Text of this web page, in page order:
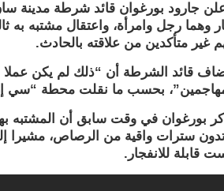
جارود بورغوان قائد شرطة مدينة
وهما رجل وامرأة، واعتقال مشتبه
غير متأكدين من علاقته بالحادث.
قائد الشرطة أن “ذلك لم يكن عملا
بحسب ما نقلت محطة “سي
بورغوان في وقت سابق أن المشتبه
سترات واقية من الرصاص، مشيرا
قابلة للانفجار.